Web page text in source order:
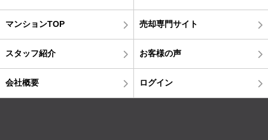
マンションTOP 売却専門サイト
スタッフ紹介 お客様の声
会社概要 ログイン